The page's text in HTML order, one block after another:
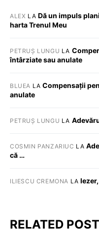
ALEX LA Dă un impuls
harta Trenul Meu
PETRUȘ LUNGU LA
întârziate sau anulate
BLUEA LACompensații
anulate
PETRUȘ LUNGU LA
COSMIN PANZARIUC LA
că …
ILIESCU CREMONA LA
RELATED